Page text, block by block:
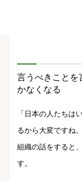
言うべきことを
かなくなる
「日本の人たちは
るから大変ですね
組織の話をすると
す。